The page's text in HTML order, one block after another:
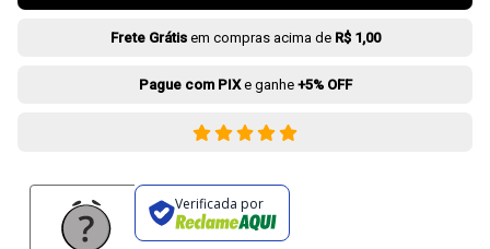
Frete Grátisem compras acima de R$ 1,00
Pague com PIXe ganhe +5% OFF
Verificada por